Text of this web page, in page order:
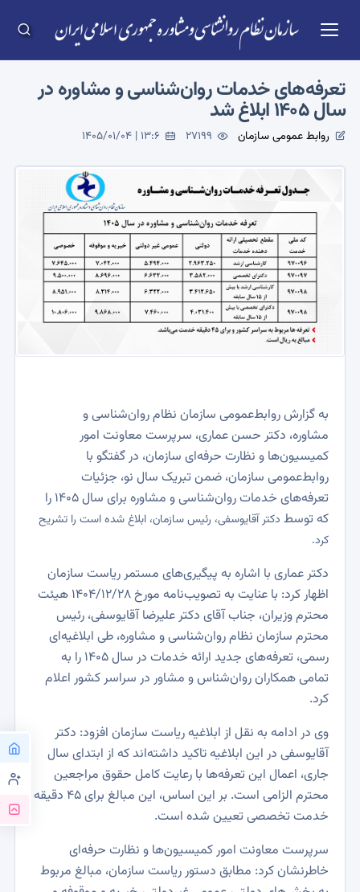
تعرفه‌های خدمات روان‌شناسی و مشاوره در
سال ۱۴۰۵ ابلاغ شد
روابط عمومی سازمان 27199
1405/01/04 | 13:6
به گزارش روابط‌عمومی سازمان نظام روان‌شناسی و
مشاوره، دکتر حسن عماری، سرپرست معاونت امور
کمیسیون‌ها و نظارت حرفه‌ای سازمان، در گفتگو با
روابط‌عمومی سازمان، ضمن تبریک سال نو، جزئیات
تعرفه‌های خدمات روان‌شناسی و مشاوره برای سال ۱۴۰۵ را
که توسط دکتر آقایوسفی، رئیس سازمان، ابلاغ شده است را تشریح
کرد.
دکتر عماری با اشاره به پیگیری‌های مستمر ریاست سازمان
اظهار کرد: با عنایت به تصویب‌نامه مورخ ۱۴۰۴/۱۲/۲۸ هیئت
محترم وزیران، جناب آقای دکتر علیرضا آقایوسفی، رئیس
محترم سازمان نظام روان‌شناسی و مشاوره، طی ابلاغیه‌ای
رسمی، تعرفه‌های جدید ارائه خدمات در سال ۱۴۰۵ را به
تمامی همکاران روان‌شناس و مشاور در سراسر کشور اعلام
کرد.
وی در ادامه به نقل از ابلاغیه ریاست سازمان افزود: دکتر
آقایوسفی در این ابلاغیه تاکید داشته‌اند که از ابتدای سال
جاری، اعمال این تعرفه‌ها با رعایت کامل حقوق مراجعین
محترم الزامی است. بر این اساس، این مبالغ برای ۴۵ دقیقه
خدمت تخصصی تعیین شده است.
سرپرست معاونت امور کمیسیون‌ها و نظارت حرفه‌ای
خاطرنشان کرد: مطابق دستور ریاست سازمان، مبالغ مربوط